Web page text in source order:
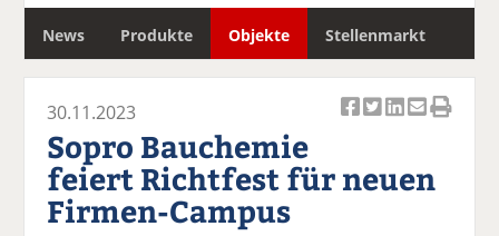
News Produkte Objekte Stellenmarkt
c
k k k k k
30.11.2023
Sopro Bauchemie
feiert Richtfest für neuen
Firmen-Campus